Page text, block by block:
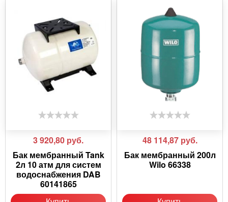
3 920,80 руб.
Бак мембранный Tank
2л 10 атм для систем
водоснабжения DAB
60141865
48 114,87 руб.
Бак мембранный 200л
Wilo 66338